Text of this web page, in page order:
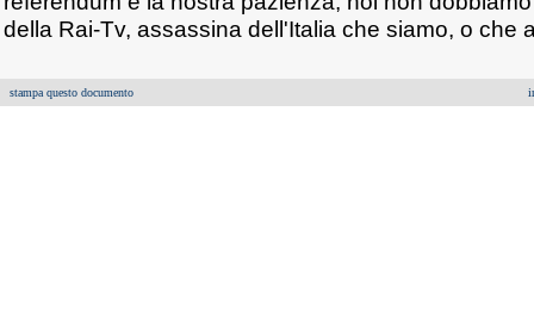
della Rai-Tv, assassina dell'Italia che siamo, o che
stampa questo documento